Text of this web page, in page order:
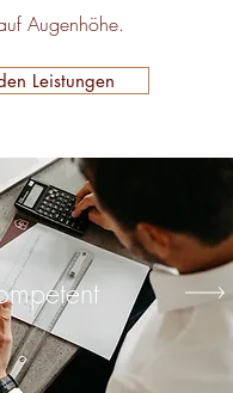
Augenhöhe.
Leistungen